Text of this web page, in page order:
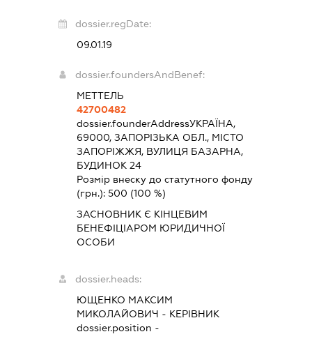
dossier.regDate:
09.01.19
dossier.foundersAndBenef:
МЕТТЕЛЬ
42700482
dossier.founderAddressУКРАЇНА,
69000, ЗАПОРІЗЬКА ОБЛ., МІСТО
ЗАПОРІЖЖЯ, ВУЛИЦЯ БАЗАРНА,
БУДИНОК 24
Розмір внеску до статутного фонду
(грн.): 500 (100 %)
ЗАСНОВНИК Є КІНЦЕВИМ
БЕНЕФІЦІАРОМ ЮРИДИЧНОЇ
ОСОБИ
dossier.heads:
ЮЩЕНКО МАКСИМ
МИКОЛАЙОВИЧ - КЕРІВНИК
dossier.position -